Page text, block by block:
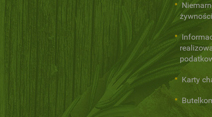
żywności
Karty